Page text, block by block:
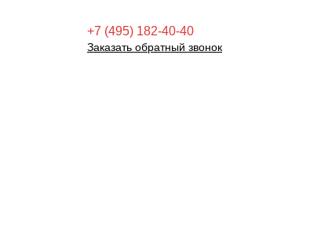
+7 (495) 182-40-40
Заказать обратный звонок